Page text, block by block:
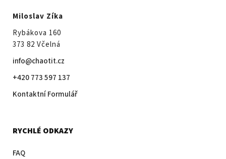
Miloslav Zíka
Rybákova 160
373 82 Včelná
info@chaotit.cz
+420 773 597 137
Kontaktní Formulář
RYCHLÉ ODKAZY
FAQ